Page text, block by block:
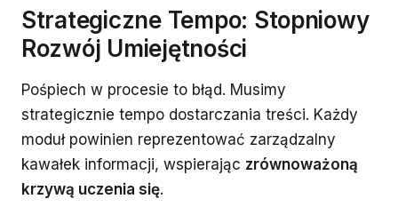
Strategiczne Tempo: Stopniowy
Rozwój Umiejętności
Pośpiech w procesie to błąd. Musimy
strategicznie tempo dostarczania treści. Każdy
moduł powinien reprezentować zarządzalny
kawałek informacji, wspierając zrównoważoną
krzywą uczenia się.